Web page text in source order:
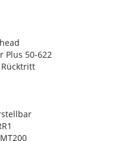
Plus 50-622
Rücktritt